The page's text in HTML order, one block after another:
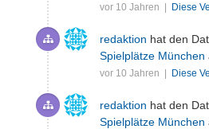
vor 10 Jahren | Diese
redaktion hat den
Spielplätze München
vor 10 Jahren | Diese
redaktion hat den
Spielplätze München